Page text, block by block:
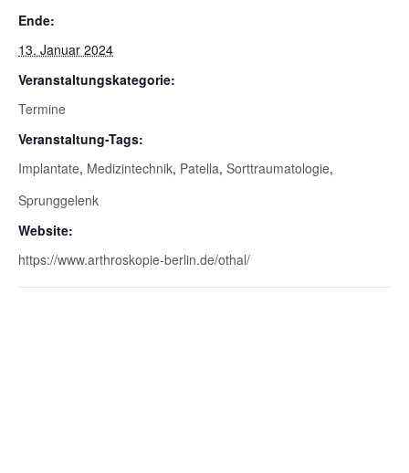
Ende:
13. Januar 2024
Veranstaltungskategorie:
Termine
Veranstaltung-Tags:
Implantate, Medizintechnik, Patella, Sorttraumatologie,
Sprunggelenk
Website:
https://www.arthroskopie-berlin.de/othal/